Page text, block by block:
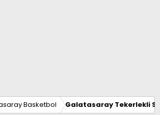
Basketbol Galatasaray Tekerlekli